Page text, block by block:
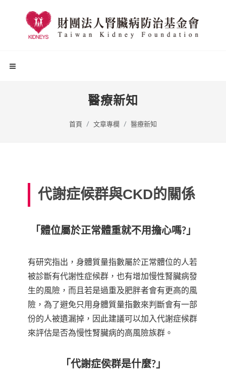
醫療新知
首頁 文章專欄 醫療新知
代謝症候群與CKD的關係
「體位屬於正常體重就不用擔心嗎?」
有研究指出，身體質量指數屬於正常體位的人若
被診斷有代謝性症候群，也有增加慢性腎臟病發
生的風險，而且若是過重及肥胖者會有更高的風
險，為了避免只用身體質量指數來判斷會有一部
份的人被遺漏掉，因此建議可以加入代謝症候群
來評估是否為慢性腎臟病的高風險族群。
「代謝症侯群是什麼?」